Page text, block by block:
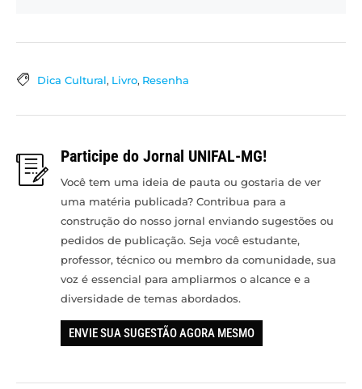
Dica Cultural, Livro, Resenha
Participe do Jornal UNIFAL-MG!
Você tem uma ideia de pauta ou gostaria de ver
uma matéria publicada? Contribua para a
construção do nosso jornal enviando sugestões ou
pedidos de publicação. Seja você estudante,
professor, técnico ou membro da comunidade, sua
voz é essencial para ampliarmos o alcance e a
diversidade de temas abordados.
ENVIE SUA SUGESTÃO AGORA MESMO